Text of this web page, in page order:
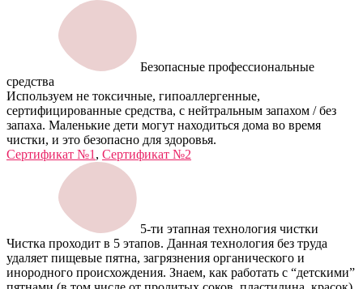
Безопасные профессиональные
средства
Используем не токсичные, гипоаллергенные,
сертифицированные средства, с нейтральным запахом / без
запаха. Маленькие дети могут находиться дома во время
чистки, и это безопасно для здоровья.
Сертификат №1 , Сертификат №2
5-ти этапная технология чистки
Чистка проходит в 5 этапов. Данная технология без труда
удаляет пищевые пятна, загрязнения органического и
инородного происхождения. Знаем, как работать с “детскими”